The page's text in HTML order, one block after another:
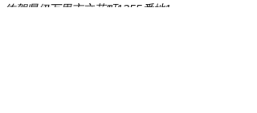
佐賀県伊万里市立花町1355番地1